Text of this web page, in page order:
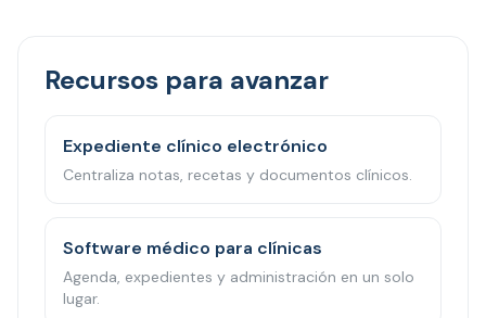
Recursos para avanzar
Expediente clínico electrónico
Centraliza notas, recetas y documentos clínicos.
Software médico para clínicas
Agenda, expedientes y administración en un solo
lugar.